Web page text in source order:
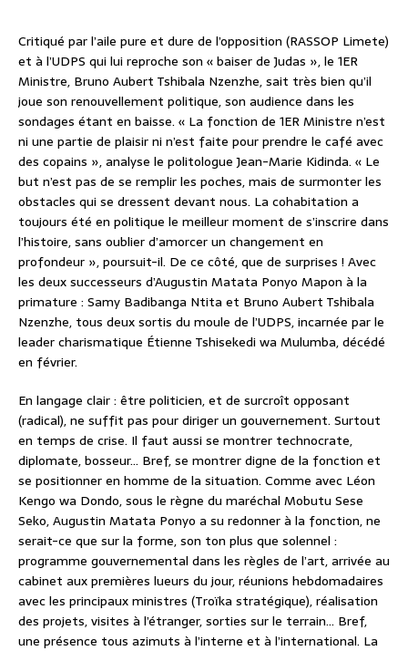
Critiqué par l’aile pure et dure de l’opposition (RASSOP Limete)
et à l’UDPS qui lui reproche son « baiser de Judas », le 1ER
Ministre, Bruno Aubert Tshibala Nzenzhe, sait très bien qu’il
joue son renouvellement politique, son audience dans les
sondages étant en baisse. « La fonction de 1ER Ministre n’est
ni une partie de plaisir ni n’est faite pour prendre le café avec
des copains », analyse le politologue Jean-Marie Kidinda. « Le
but n’est pas de se remplir les poches, mais de surmonter les
obstacles qui se dressent devant nous. La cohabitation a
toujours été en politique le meilleur moment de s’inscrire dans
l’histoire, sans oublier d’amorcer un changement en
profondeur », poursuit-il. De ce côté, que de surprises ! Avec
les deux successeurs d’Augustin Matata Ponyo Mapon à la
primature : Samy Badibanga Ntita et Bruno Aubert Tshibala
Nzenzhe, tous deux sortis du moule de l’UDPS, incarnée par le
leader charismatique Étienne Tshisekedi wa Mulumba, décédé
en février.
En langage clair : être politicien, et de surcroît opposant
(radical), ne suffit pas pour diriger un gouvernement. Surtout
en temps de crise. Il faut aussi se montrer technocrate,
diplomate, bosseur… Bref, se montrer digne de la fonction et
se positionner en homme de la situation. Comme avec Léon
Kengo wa Dondo, sous le règne du maréchal Mobutu Sese
Seko, Augustin Matata Ponyo a su redonner à la fonction, ne
serait-ce que sur la forme, son ton plus que solennel :
programme gouvernemental dans les règles de l’art, arrivée au
cabinet aux premières lueurs du jour, réunions hebdomadaires
avec les principaux ministres (Troïka stratégique), réalisation
des projets, visites à l’étranger, sorties sur le terrain… Bref,
une présence tous azimuts à l’interne et à l’international. La